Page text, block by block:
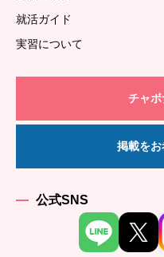
就活ガイド
実習について
チャ
掲載をお
公式SNS